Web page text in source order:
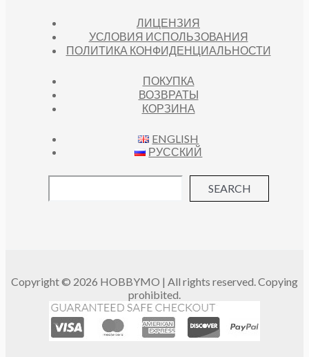
ЛИЦЕНЗИЯ
УСЛОВИЯ ИСПОЛЬЗОВАНИЯ
ПОЛИТИКА КОНФИДЕНЦИАЛЬНОСТИ
ПОКУПКА
ВОЗВРАТЫ
КОРЗИНА
ENGLISH
РУССКИЙ
SEARCH
Copyright © 2026 HOBBYMO | All rights reserved. Copying
prohibited.